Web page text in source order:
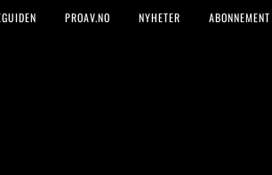
PROAV.NO NYHETER ABONNEMENT